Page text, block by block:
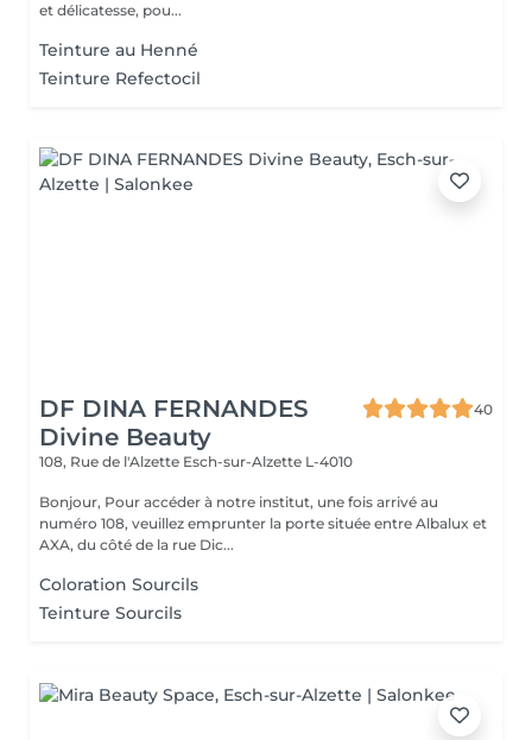
et délicatesse, pou...
Teinture au Henné
Teinture Refectocil
DF DINA FERNANDES
Divine Beauty
40
108, Rue de l'Alzette Esch-sur-Alzette L-4010
Bonjour, Pour accéder à notre institut, une fois arrivé au
numéro 108, veuillez emprunter la porte située entre Albalux et
AXA, du côté de la rue Dic...
Coloration Sourcils
Teinture Sourcils